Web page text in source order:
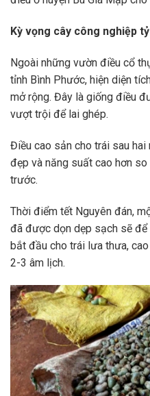
Kỳ vọng cây công nghiệp
Ngoài những vườn điều cổ
tỉnh Bình Phước, hiện diện
mở rộng. Đây là giống điều
vượt trội để lai ghép.
Điều cao sản cho trái sau
đẹp và năng suất cao hơn
trước.
Thời điểm tết Nguyên đán,
đã được dọn dẹp sạch sẽ
bắt đầu cho trái lưa thưa,
2-3 âm lịch.